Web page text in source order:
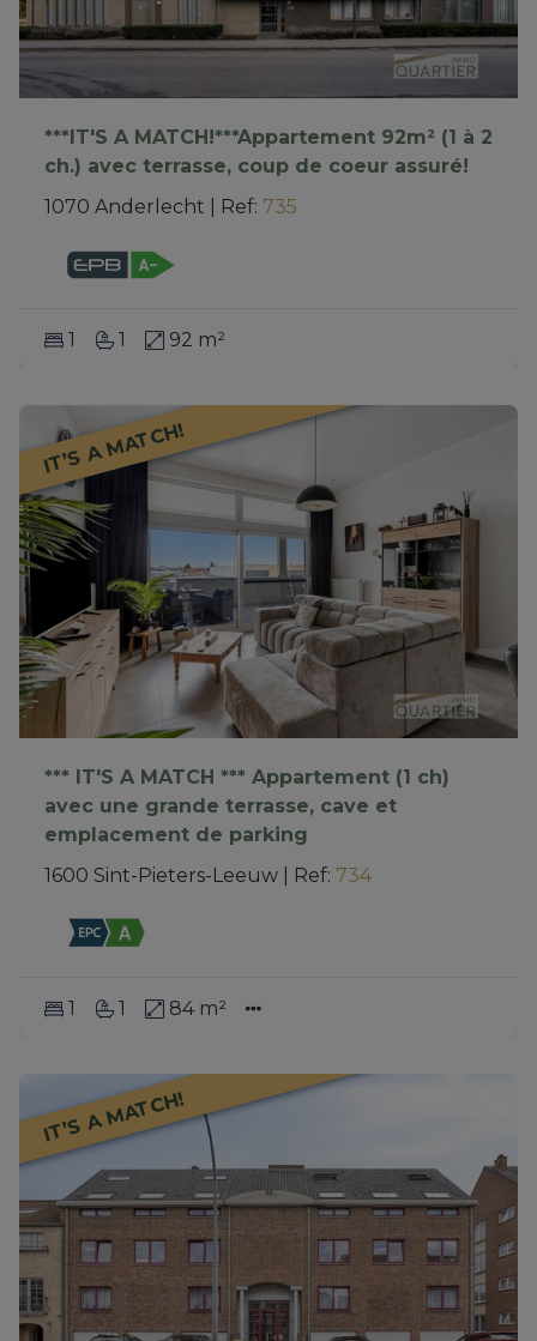
***IT'S A MATCH!***Appartement 92m² (1 à 2
ch.) avec terrasse, coup de coeur assuré!
1070 Anderlecht
Ref: 735
1 1 92 m²
IT’S A MATCH!
*** IT'S A MATCH *** Appartement (1 ch)
avec une grande terrasse, cave et
emplacement de parking
1600 Sint-Pieters-Leeuw
Ref: 734
1 1 84 m²
IT’S A MATCH!